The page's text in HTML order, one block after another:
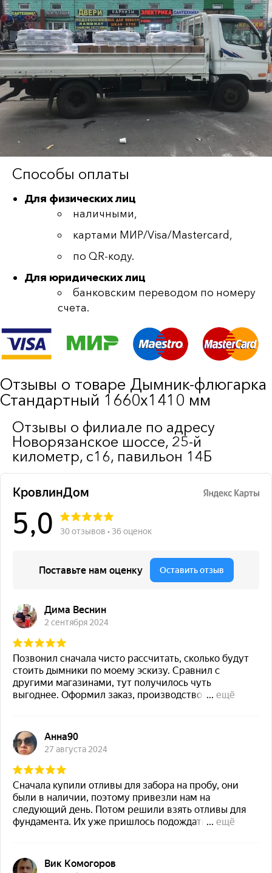
Способы оплаты
Для физических лиц
наличными,
картами МИР/Visa/Mastercard,
по QR-коду.
Для юридических лиц
банковским переводом по номеру
счета.
Отзывы о товаре Дымник-флюгарка
Стандартный 1660х1410 мм
Отзывы о филиале по адресу
Новорязанское шоссе, 25-й
километр, с16, павильон 14Б